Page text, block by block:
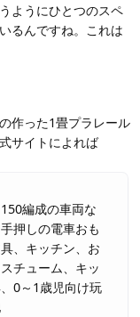
ようにひとつのスペ
るんですね。これは
作った1畳プラレール
サイトによれば
編成の車両な
押しの電車おも
、キッチン、お
チューム、キッ
0～1歳児向け玩